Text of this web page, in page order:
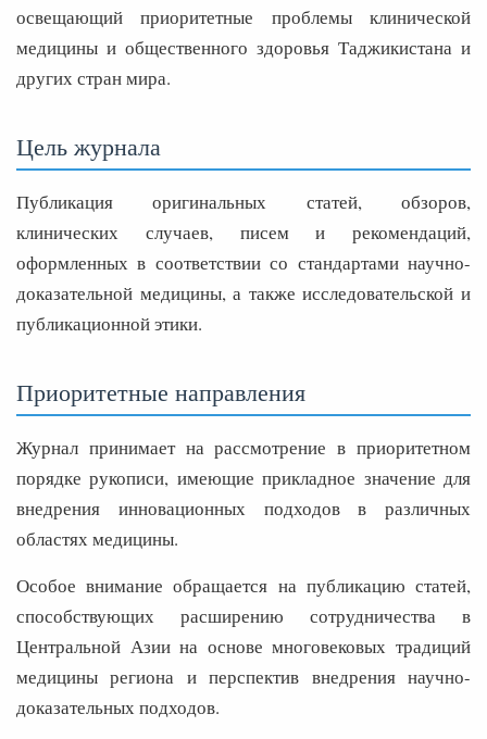
освещающий приоритетные проблемы клинической
медицины и общественного здоровья Таджикистана и
других стран мира.
Цель журнала
Публикация оригинальных статей, обзоров,
клинических случаев, писем и рекомендаций,
оформленных в соответствии со стандартами научно-
доказательной медицины, а также исследовательской и
публикационной этики.
Приоритетные направления
Журнал принимает на рассмотрение в приоритетном
порядке рукописи, имеющие прикладное значение для
внедрения инновационных подходов в различных
областях медицины.
Особое внимание обращается на публикацию статей,
способствующих расширению сотрудничества в
Центральной Азии на основе многовековых традиций
медицины региона и перспектив внедрения научно-
доказательных подходов.